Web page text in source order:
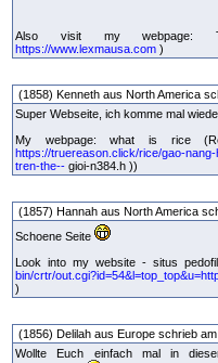
Also visit my webpage:
https://www.lexmausa.com )
(1858) Kenneth aus North America
Super Webseite, ich komme mal
My webpage: what is rice
https://truereason.click/rice/gao-
tren-the-- gioi-n384.h ))
(1857) Hannah aus North America
Schoene Seite
Look into my website - situs
bin/crtr/
)
(1856) Delilah aus Europe schrieb
Wollte Euch einfach mal in